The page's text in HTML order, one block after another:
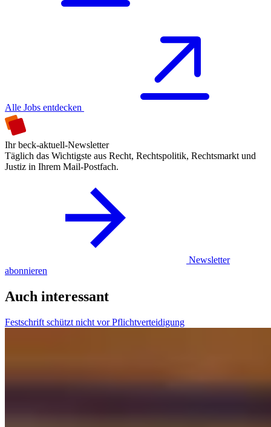
Alle Jobs entdecken
Ihr beck-aktuell-Newsletter
Täglich das Wichtigste aus Recht, Rechtspolitik, Rechtsmarkt und
Justiz in Ihrem Mail-Postfach.
Newsletter
abonnieren
Auch interessant
Festschrift schützt nicht vor Pflichtverteidigung